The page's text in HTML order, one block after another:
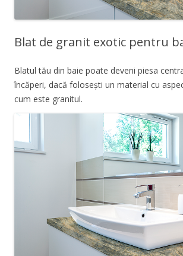
Blat de granit exotic pentru
Blatul tău din baie poate deveni piesa
încăperi, dacă folosești un material cu
cum este granitul.